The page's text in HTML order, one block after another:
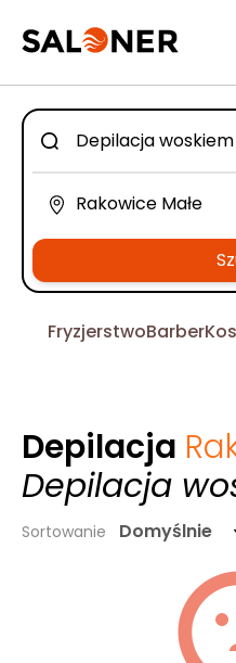
FryzjerstwoBarber
Depilacja
Depilacja
Sortowanie Domyślnie